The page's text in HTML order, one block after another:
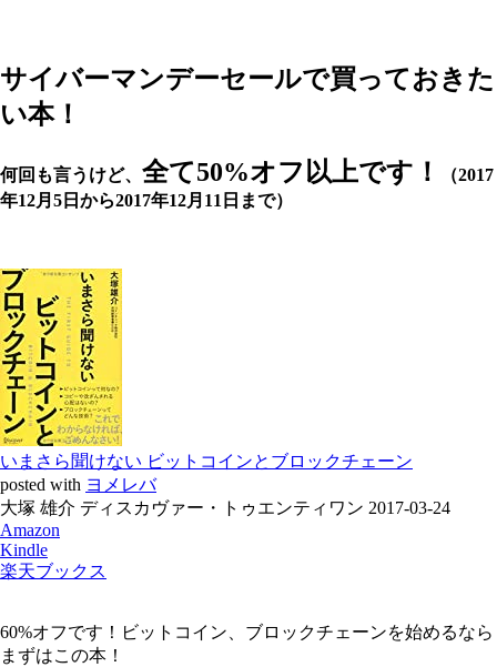
サイバーマンデーセールで買っておきた
い本！
何回も言うけど、 全て50%オフ以上です！
（2017
年12月5日から2017年12月11日まで）
いまさら聞けない ビットコインとブロックチェーン
posted with ヨメレバ
大塚 雄介 ディスカヴァー・トゥエンティワン 2017-03-24
Amazon
Kindle
楽天ブックス
60%オフです！ビットコイン、ブロックチェーンを始めるなら
まずはこの本！